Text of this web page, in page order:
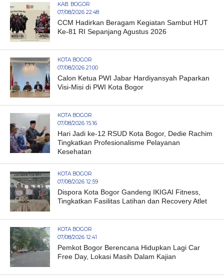
KAB. BOGOR
07/08/2026 22:48
CCM Hadirkan Beragam Kegiatan Sambut HUT
Ke-81 RI Sepanjang Agustus 2026
KOTA BOGOR
07/08/2026 21:00
Calon Ketua PWI Jabar Hardiyansyah Paparkan
Visi-Misi di PWI Kota Bogor
KOTA BOGOR
07/08/2026 15:16
Hari Jadi ke-12 RSUD Kota Bogor, Dedie Rachim
Tingkatkan Profesionalisme Pelayanan
Kesehatan
KOTA BOGOR
07/08/2026 12:59
Dispora Kota Bogor Gandeng IKIGAI Fitness,
Tingkatkan Fasilitas Latihan dan Recovery Atlet
KOTA BOGOR
07/08/2026 12:41
Pemkot Bogor Berencana Hidupkan Lagi Car
Free Day, Lokasi Masih Dalam Kajian